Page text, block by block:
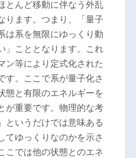
とんど移動に伴なう外乱
ります。つまり、「量子
は系を無限にゆっくり動
」こととなります。これ
ン等により定式化された
す。ここで系が量子化さ
態と有限のエネルギーを
が重要です。物理的な考
というだけでは意味ある
てゆっくりなのかを示さ
こでは他の状態とのエネ